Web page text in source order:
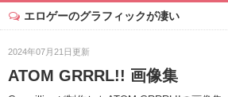
エロゲーのグラフィックが凄い
2024年07月21日更新
ATOM GRRRL!! 画像集